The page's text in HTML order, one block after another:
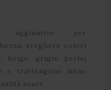
aggiuntivo per
scegliere colori
beige, grigio perla)
e trattengono meno
scure.